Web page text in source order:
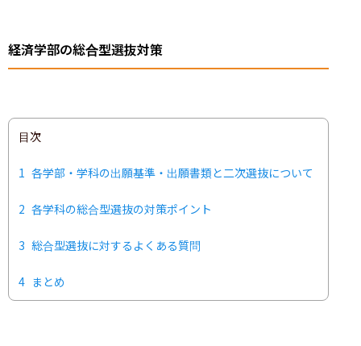
経済学部の総合型選抜対策
目次
1 各学部・学科の出願基準・出願書類と二次選抜について
2 各学科の総合型選抜の対策ポイント
3 総合型選抜に対するよくある質問
4 まとめ